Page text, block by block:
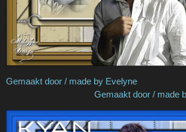
Gemaakt door / made
Gemaakt door / made by